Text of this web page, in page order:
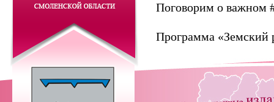
Поговорим о важном
Программа «Земский